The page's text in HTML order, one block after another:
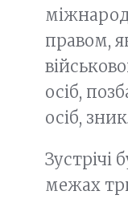
правом,
осіб,
осіб,
Зустрічі
межах